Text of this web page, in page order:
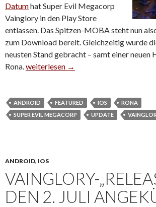
Datumhat Super Evil Megacorp
Vainglory in den Play Store
entlassen. Das Spitzen-MOBA steht nun
zum Download bereit. Gleichzeitig wurde
neusten Stand gebracht – samt einer neuen
Rona. Vainglory für Android legt Frühstart
weiterlesen →
ANDROID FEATURED IOS
RONA
SUPER EVIL MEGACORP
UPDATE
ANDROID, IOS
VAINGLORY-
DEN 2. JULI